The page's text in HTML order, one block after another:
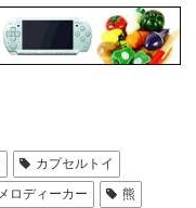
カプセルトイ
メロディーカー
熊